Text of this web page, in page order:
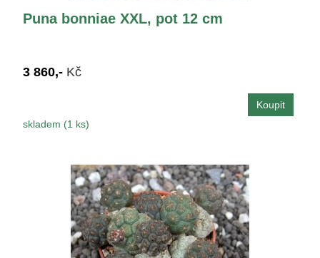
Puna bonniae XXL, pot 12 cm
3 860,- Kč
skladem (1 ks)